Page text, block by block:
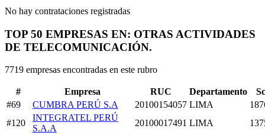
No hay contrataciones registradas
TOP 50 EMPRESAS EN: OTRAS ACTIVIDADES
DE TELECOMUNICACIÓN.
7719 empresas encontradas en este rubro
# Empresa RUC Departamento
#69
CUMBRA PERÚ S.A 20100154057 LIMA
#120
INTEGRATEL PERÚ
S.A.A
20100017491 LIMA